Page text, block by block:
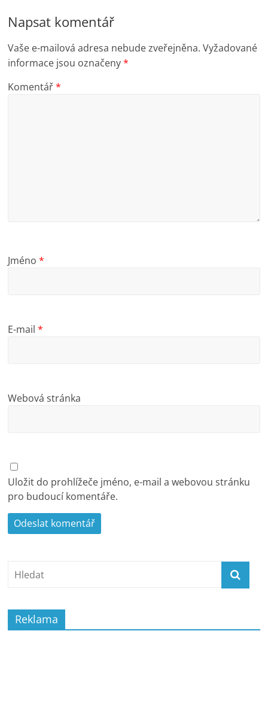
Napsat komentář
Vaše e-mailová adresa nebude zveřejněna. Vyžadované
informace jsou označeny*
Komentář*
Jméno*
E-mail*
Webová stránka
Uložit do prohlížeče jméno, e-mail a webovou stránku
pro budoucí komentáře.
Reklama